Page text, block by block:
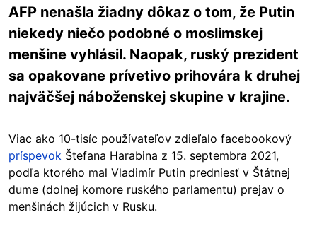
AFP nenašla žiadny dôkaz o tom, že Putin
niekedy niečo podobné o moslimskej
menšine vyhlásil. Naopak, ruský prezident
sa opakovane prívetivo prihovára k druhej
najväčšej náboženskej skupine v krajine.
Viac ako 10-tisíc používateľov zdieľalo facebookový
príspevok Štefana Harabina z 15. septembra 2021,
podľa ktorého mal Vladimír Putin predniesť v Štátnej
dume (dolnej komore ruského parlamentu) prejav o
menšinách žijúcich v Rusku.